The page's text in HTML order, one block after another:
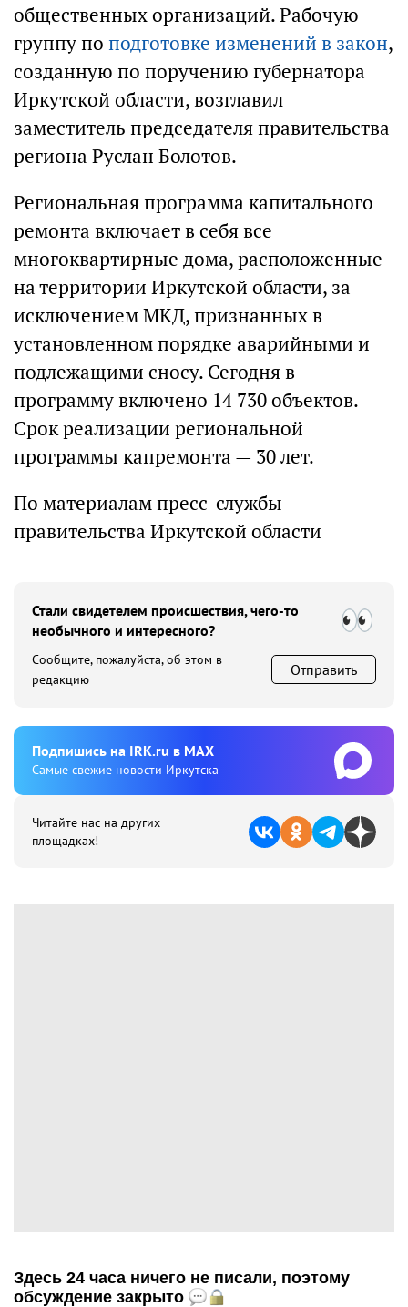
общественных организаций. Рабочую
группу по подготовке изменений в закон,
созданную по поручению губернатора
Иркутской области, возглавил
заместитель председателя правительства
региона Руслан Болотов.
Региональная программа капитального
ремонта включает в себя все
многоквартирные дома, расположенные
на территории Иркутской области, за
исключением МКД, признанных в
установленном порядке аварийными и
подлежащими сносу. Сегодня в
программу включено 14 730 объектов.
Срок реализации региональной
программы капремонта — 30 лет.
По материалам пресс-службы
правительства Иркутской области
Стали свидетелем происшествия, чего-то
необычного и интересного?
Сообщите, пожалуйста, об этом в
редакцию
Отправить
Подпишиcь на IRK.ru в MAX
Cамые свежие новости Иркутска
Читайте нас на других
площадках!
Здесь 24 часа ничего не писали, поэтому
обсуждение закрыто